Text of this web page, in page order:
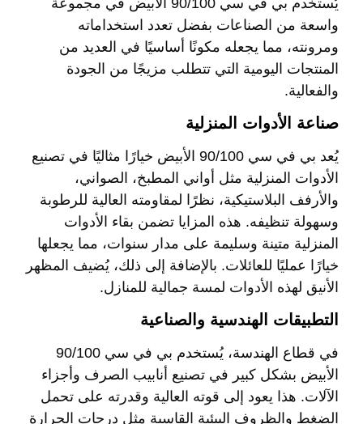
واسعة من الصناعات بفضل تعدد استخداماته
ومرونته، مما يجعله مكونًا أساسيًا في العديد من
المنتجات اليومية التي تتطلب مزيجًا من الجودة
والفعالية.
صناعة الأدوات المنزلية
يُعد بي في سي 90/100 الأبيض خيارًا مثاليًا في تصنيع
الأدوات المنزلية مثل أواني المطبخ، الصواني،
والأرفف البلاستيكية، نظرًا لمقاومته العالية للرطوبة
وسهولة تنظيفه. هذه المزايا تضمن بقاء الأدوات
المنزلية متينة وسليمة على مدار سنوات، مما يجعلها
خيارًا عمليًا للعائلات. بالإضافة إلى ذلك، يُضيف المظهر
الأنيق لهذه الأدوات لمسة جمالية للمنازل.
التطبيقات الهندسية والصناعية
في قطاع الهندسة، يُستخدم بي في سي 90/100
الأبيض بشكل كبير في تصنيع أنابيب الصرف وأجزاء
الآلات. هذا يعود إلى قوته العالية وقدرته على تحمل
الضغط والظروف البيئية القاسية مثل درجات الحرارة